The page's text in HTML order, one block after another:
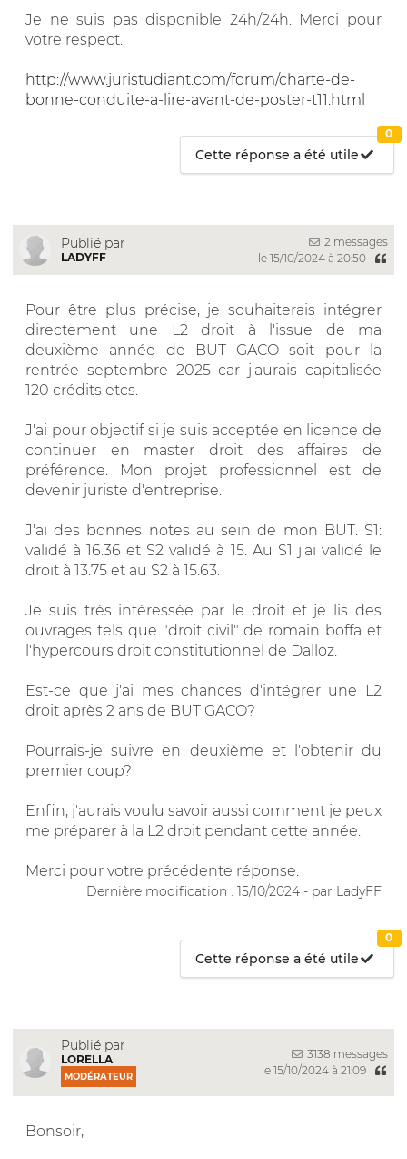
Je ne suis pas disponible 24h/24h. Merci pour
votre respect.
http://www.juristudiant.com/forum/charte-de-
bonne-conduite-a-lire-avant-de-poster-t11.html
Cette réponse a été utile
0
Publié par
LADYFF
2 messages
le 15/10/2024 à 20:50
Pour être plus précise, je souhaiterais intégrer
directement une L2 droit à l'issue de ma
deuxième année de BUT GACO soit pour la
rentrée septembre 2025 car j'aurais capitalisée
120 crédits etcs.
J'ai pour objectif si je suis acceptée en licence de
continuer en master droit des affaires de
préférence. Mon projet professionnel est de
devenir juriste d'entreprise.
J'ai des bonnes notes au sein de mon BUT. S1:
validé à 16.36 et S2 validé à 15. Au S1 j'ai validé le
droit à 13.75 et au S2 à 15.63.
Je suis très intéressée par le droit et je lis des
ouvrages tels que "droit civil" de romain boffa et
l'hypercours droit constitutionnel de Dalloz.
Est-ce que j'ai mes chances d'intégrer une L2
droit après 2 ans de BUT GACO?
Pourrais-je suivre en deuxième et l'obtenir du
premier coup?
Enfin, j'aurais voulu savoir aussi comment je peux
me préparer à la L2 droit pendant cette année.
Merci pour votre précédente réponse.
Dernière modification : 15/10/2024 - par LadyFF
Cette réponse a été utile
0
Publié par
LORELLA
MODÉRATEUR
3138 messages
le 15/10/2024 à 21:09
Bonsoir,